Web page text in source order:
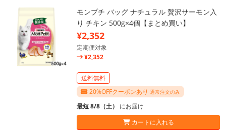
モンプチ バッグ ナチュラル 贅沢サーモン入
り チキン 500g×4個【まとめ買い】
¥2,352
定期便対象
¥2,352
送料無料
20%OFFクーポンあり 通常注文のみ
最短 8/8（土） にお届け
カートに入れる